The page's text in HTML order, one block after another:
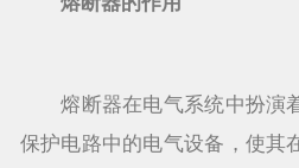
熔断器在电气系统中扮演
保护电路中的电气设备，使其